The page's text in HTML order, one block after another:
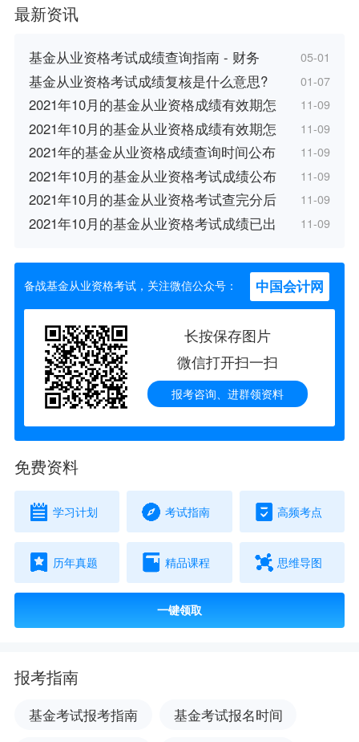
最新资讯
基金从业资格考试成绩查询指南 - 财务 05-01
基金从业资格考试成绩复核是什么意思? 01-07
2021年10月的基金从业资格成绩有效期怎 11-09
2021年10月的基金从业资格成绩有效期怎 11-09
2021年的基金从业资格成绩查询时间公布 11-09
2021年10月的基金从业资格考试成绩公布 11-09
2021年10月的基金从业资格考试查完分后 11-09
2021年10月的基金从业资格考试成绩已出 11-09
备战基金从业资格考试，关注微信公众号： 中国会计网
长按保存图片
微信打开扫一扫
报考咨询、进群领资料
免费资料
学习计划 考试指南 高频考点
历年真题 精品课程 思维导图
一键领取
报考指南
基金考试报考指南 基金考试报名时间